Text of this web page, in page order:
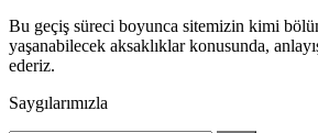
Bu geçiş süreci boyunca sitemizin kimi
yaşanabilecek aksaklıklar konusunda,
ederiz.
Saygılarımızla